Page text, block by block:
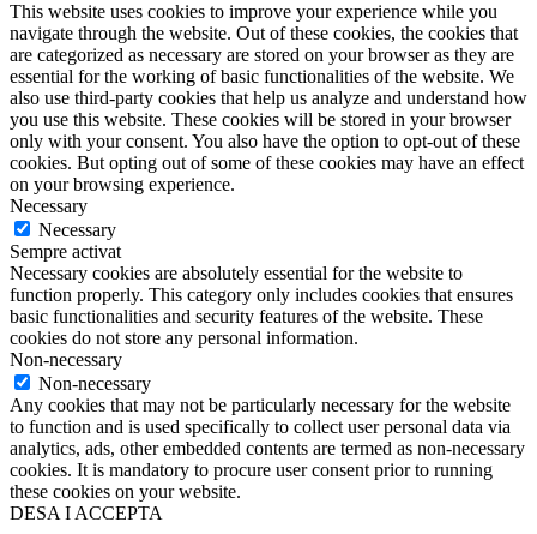
This website uses cookies to improve your experience while you
navigate through the website. Out of these cookies, the cookies that
are categorized as necessary are stored on your browser as they are
essential for the working of basic functionalities of the website. We
also use third-party cookies that help us analyze and understand how
you use this website. These cookies will be stored in your browser
only with your consent. You also have the option to opt-out of these
cookies. But opting out of some of these cookies may have an effect
on your browsing experience.
Necessary
Necessary
Sempre activat
Necessary cookies are absolutely essential for the website to
function properly. This category only includes cookies that ensures
basic functionalities and security features of the website. These
cookies do not store any personal information.
Non-necessary
Non-necessary
Any cookies that may not be particularly necessary for the website
to function and is used specifically to collect user personal data via
analytics, ads, other embedded contents are termed as non-necessary
cookies. It is mandatory to procure user consent prior to running
these cookies on your website.
DESA I ACCEPTA